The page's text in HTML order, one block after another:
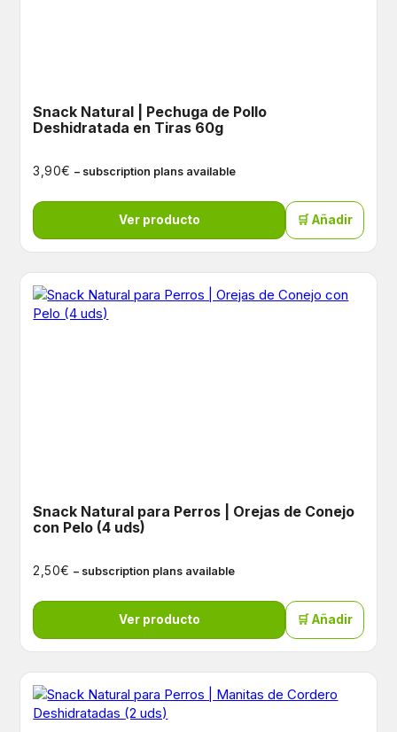
Snack Natural | Pechuga de Pollo
Deshidratada en Tiras 60g
3,90€ – subscription plans available
Ver producto 🛒 Añadir
Snack Natural para Perros | Orejas de Conejo
con Pelo (4 uds)
2,50€ – subscription plans available
Ver producto 🛒 Añadir